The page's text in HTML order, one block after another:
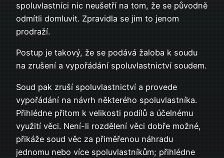
spoluvlastníci nic neušetří na tom, že se původně
odmítli domluvit. Zpravidla se jim to jenom
prodraží.
Postup je takový, že se podává žaloba k soudu
na zrušení a vypořádání spoluvlastnictví soudem.
Soud pak zruší spoluvlastnictví a provede
vypořádání na návrh některého spoluvlastníka.
Přihlédne přitom k velikosti podílů a účelnému
využití věci. Není-li rozdělení věci dobře možné,
přikáže soud věc za přiměřenou náhradu
jednomu nebo více spoluvlastníkům; přihlédne